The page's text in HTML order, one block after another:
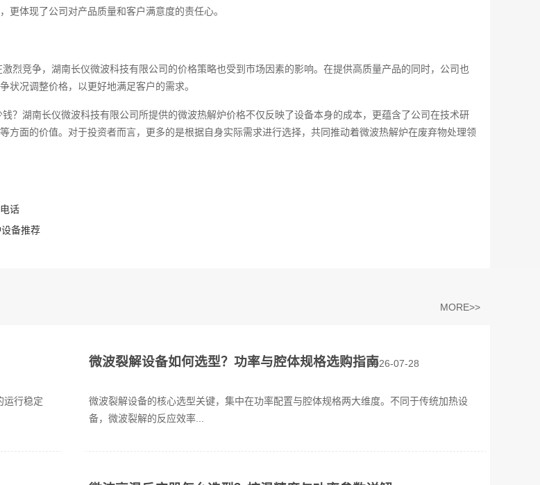
更体现了公司对产品质量和客户满意度的责任心。
烈竞争，湖南长仪微波科技有限公司的价格策略也受到市场因素的影响。在提供高质量产品的同时，公司也
状况调整价格，以更好地满足客户的需求。
？湖南长仪微波科技有限公司所提供的微波热解炉价格不仅反映了设备本身的成本，更蕴含了公司在技术研
方面的价值。对于投资者而言，更多的是根据自身实际需求进行选择，共同推动着微波热解炉在废弃物处理领
话
备推荐
MORE>>
运行稳定
微波裂解设备如何选型？功率与腔体规格选购指南
微波裂解设备的核心选型关键，集中在功率配置与腔体规格两大维度。不同于传统加热设
备，微波裂解的反应效率...
2026-07-28